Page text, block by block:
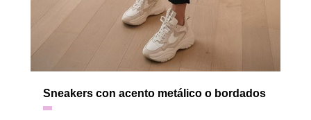
Sneakers con acento metálico o bordados